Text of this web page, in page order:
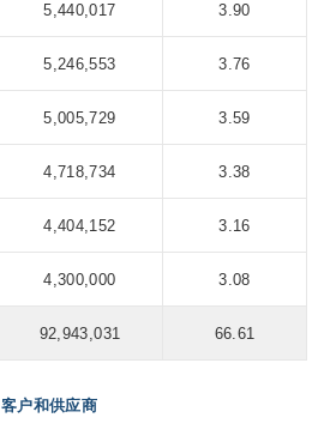
5,440,017 3.90
5,246,553 3.76
5,005,729 3.59
4,718,734 3.38
4,404,152 3.16
4,300,000 3.08
92,943,031 66.61
客户和供应商